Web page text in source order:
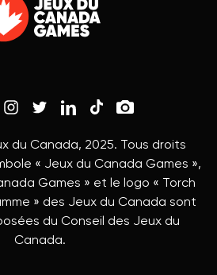
du Canada, 2025. Tous droits
« Jeux du Canada Games »,
Games » et le logo « Torch
» des Jeux du Canada sont
du Conseil des Jeux du
Canada.